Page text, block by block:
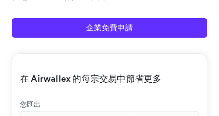
企業免費申請
在 Airwallex 的每宗交易中節省更多
您匯出